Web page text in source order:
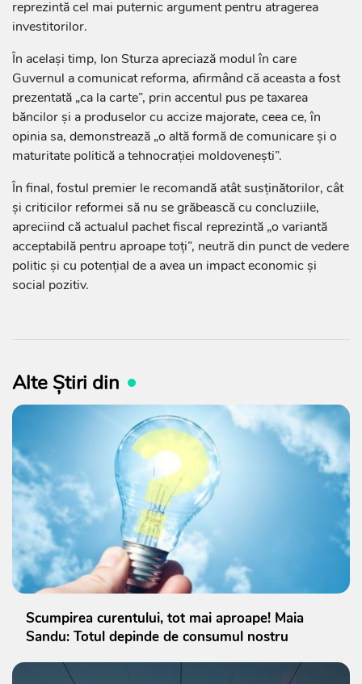
reprezintă cel mai puternic argument pentru atragerea
investitorilor.
În același timp, Ion Sturza apreciază modul în care
Guvernul a comunicat reforma, afirmând că aceasta a fost
prezentată „ca la carte”, prin accentul pus pe taxarea
băncilor și a produselor cu accize majorate, ceea ce, în
opinia sa, demonstrează „o altă formă de comunicare și o
maturitate politică a tehnocrației moldovenești”.
În final, fostul premier le recomandă atât susținătorilor, cât
și criticilor reformei să nu se grăbească cu concluziile,
apreciind că actualul pachet fiscal reprezintă „o variantă
acceptabilă pentru aproape toți”, neutră din punct de vedere
politic și cu potențial de a avea un impact economic și
social pozitiv.
Alte Știri din
Scumpirea curentului, tot mai aproape! Maia
Sandu: Totul depinde de consumul nostru